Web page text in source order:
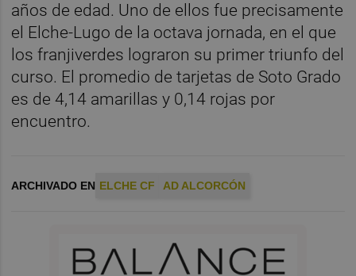
años de edad. Uno de ellos fue precisamente
el Elche-Lugo de la octava jornada, en el que
los franjiverdes lograron su primer triunfo del
curso. El promedio de tarjetas de Soto Grado
es de 4,14 amarillas y 0,14 rojas por
encuentro.
ARCHIVADO EN ELCHE CF AD ALCORCÓN